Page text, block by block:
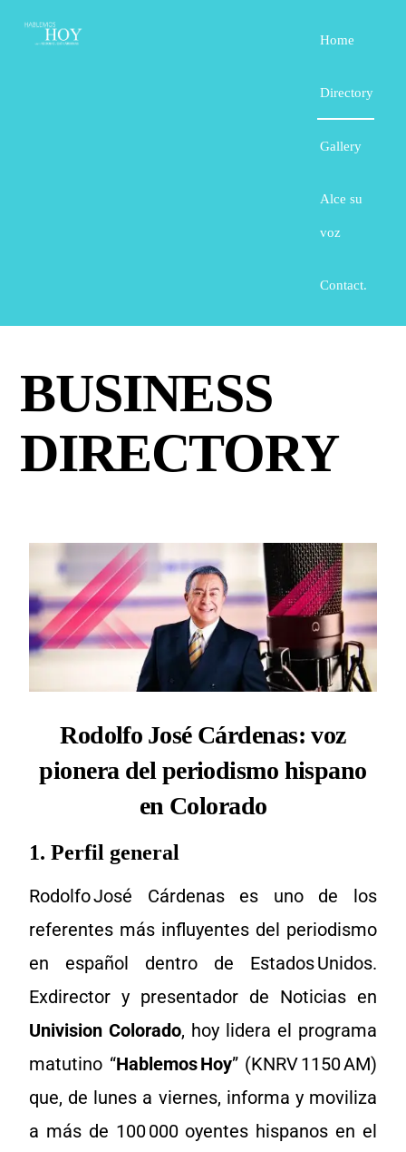
Home
Directory
Gallery
Alce su
voz
Contact.
BUSINESS
DIRECTORY
Rodolfo José Cárdenas: voz
pionera del periodismo hispano
en Colorado
1. Perfil general
Rodolfo José Cárdenas es uno de los
referentes más influyentes del periodismo
en español dentro de Estados Unidos.
Exdirector y presentador de Noticias en
Univision Colorado, hoy lidera el programa
matutino “Hablemos Hoy” (KNRV 1150 AM)
que, de lunes a viernes, informa y moviliza
a más de 100 000 oyentes hispanos en el